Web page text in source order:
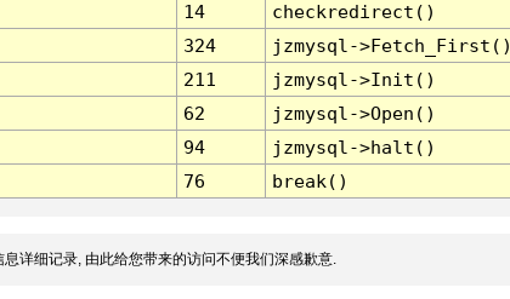
14
checkredirect()
324
jzmysql-
211
jzmysql->Init()
62
jzmysql->Open()
94
jzmysql->halt()
76 break()
详细记录, 由此给您带来的访问不便我们深感歉意.